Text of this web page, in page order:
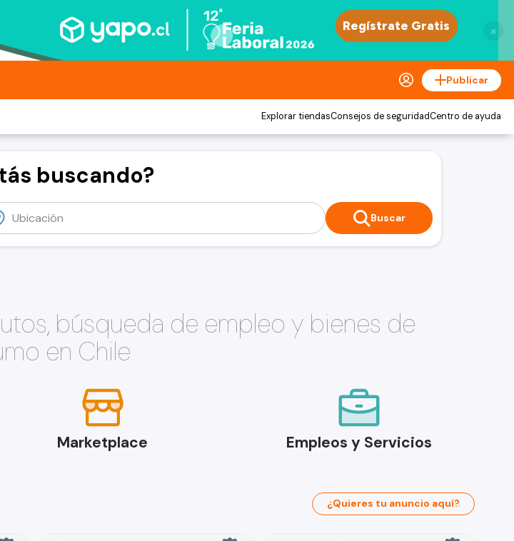
×
Publicar
Explorar tiendasConsejos de seguridadCentro de ayuda
buscando?
Buscar
búsqueda de empleo y bienes de
en Chile
Marketplace Empleos y Servicios
¿Quieres tu anuncio aquí?